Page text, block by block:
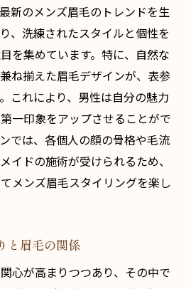
新のメンズ眉毛のトレンドを生
、洗練されたスタイルと個性を
を集めています。特に、自然な
ね揃えた眉毛デザインが、表参
これにより、男性は自分の魅力
一印象をアップさせることがで
では、各個人の顔の骨格や毛流
イドの施術が受けられるため、
メンズ眉毛スタイリングを楽し
と眉毛の関係
心が高まりつつあり、その中で